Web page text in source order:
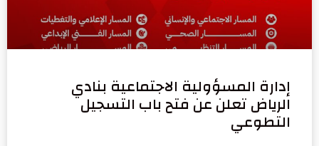
إدارة المسؤولية الاجتماعية بنادي
الرياض تعلن عن فتح باب التسجيل
التطوعي